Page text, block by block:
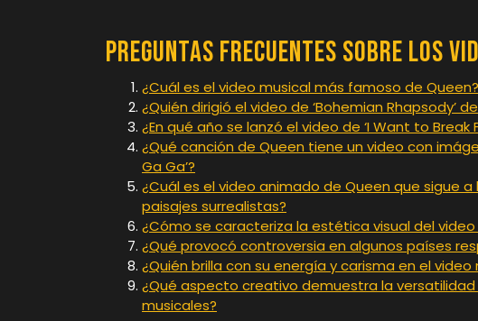
Preguntas Frecuentes sobre los
¿Cuál es el video musical más famoso de Queen?
¿Quién dirigió el video de ‘Bohemian Rhapsody’
¿En qué año se lanzó el video de ‘I Want to Break
¿Qué canción de Queen tiene un video con
Ga Ga’?
¿Cuál es el video animado de Queen que sigue
paisajes surrealistas?
¿Cómo se caracteriza la estética visual del video
¿Qué provocó controversia en algunos países
¿Quién brilla con su energía y carisma en el video
¿Qué aspecto creativo demuestra la
musicales?